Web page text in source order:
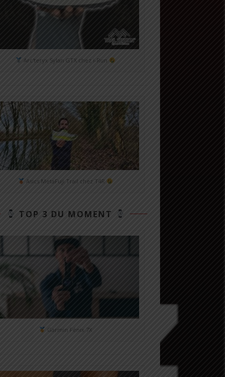
Arc'teryx Sylan GTX chez i-Run
Asics MetaFuji Trail chez T4R
TOP 3 DU MOMENT
Garmin Fénix 7X